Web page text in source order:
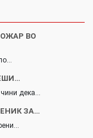
ВО
дека…
ЗА…